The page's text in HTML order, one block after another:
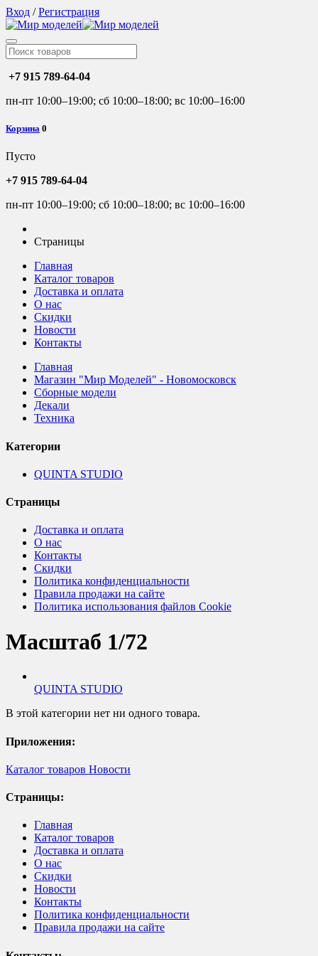
Вход /Регистрация
+7 915 789-64-04
пн-пт 10:00–19:00; сб 10:00–18:00; вс 10:00–16:00
Корзина 0
Пусто
+7 915 789-64-04
пн-пт 10:00–19:00; сб 10:00–18:00; вс 10:00–16:00
Страницы
Главная
Каталог товаров
Доставка и оплата
О нас
Скидки
Новости
Контакты
Главная
Магазин "Мир Моделей" - Новомосковск
Сборные модели
Декали
Техника
Категории
QUINTA STUDIO
Страницы
Доставка и оплата
О нас
Контакты
Скидки
Политика конфиденциальности
Правила продажи на сайте
Политика использования файлов Cookie
Масштаб 1/72
QUINTA STUDIO
В этой категории нет ни одного товара.
Приложения:
Каталог товаров Новости
Страницы:
Главная
Каталог товаров
Доставка и оплата
О нас
Скидки
Новости
Контакты
Политика конфиденциальности
Правила продажи на сайте